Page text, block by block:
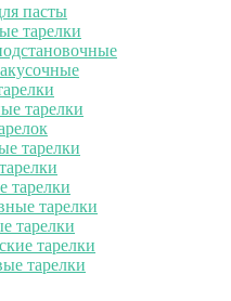
пасты
тарелки
тарелки
тарелки
тарелки
тарелки
тарелки
тарелки
тарелки